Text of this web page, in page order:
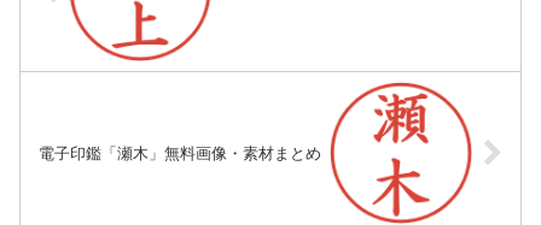
電子印鑑「瀬木」無料画像・素材まとめ